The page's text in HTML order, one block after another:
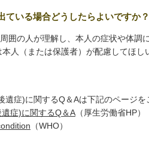
ている場合どうしたらよいですか？
の人が理解し、本人の症状や体調
人（または保護者）が配慮してほし
症)に関するQ＆Aは下記のページを
症)に関するQ＆A （厚生労働省HP）
（WHO）